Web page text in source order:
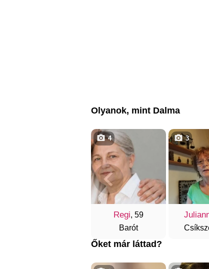
Olyanok, mint Dalma
Regi, 59
Barót
4 3
Őket már láttad?